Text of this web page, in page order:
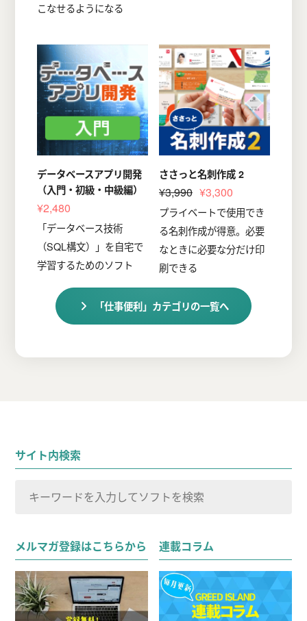
こなせるようになる
データベースアプリ開発
（入門・初級・中級編）
¥2,480
「データベース技術
（SQL構文）」を自宅で
学習するためのソフト
ささっと名刺作成 2
¥3,990 ¥3,300
プライベートで使用でき
る名刺作成が得意。必要
なときに必要な分だけ印
刷できる
「仕事便利」カテゴリの一覧へ
サイト内検索
象:
メルマガ登録はこちらから
連載コラム